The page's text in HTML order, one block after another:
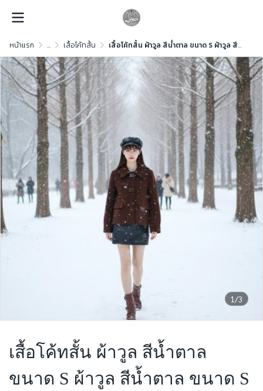
หน้าแรก ... เสื้อโค้ทสั้น เสื้อโค้ทสั้น ผ้าวูล สีน้ำตาล ขนาด S ผ้าวูล สีน้ำตาล ขนาด S
1/3
เสื้อโค้ทสั้น ผ้าวูล สีน้ำตาล
ขนาด S ผ้าวูล สีน้ำตาล ขนาด S